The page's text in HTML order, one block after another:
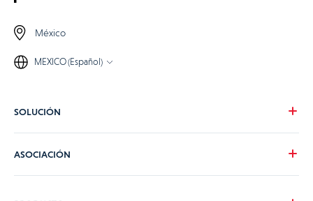
México
MEXICO (Español)
SOLUCIÓN
ASOCIACIÓN